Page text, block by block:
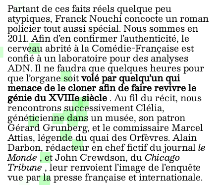
Partant de ces faits réels quelque peu
atypiques, Franck Nouchi concocte un roman
policier tout aussi spécial. Nous sommes en
2011. Afin d’en confirmer l’authenticité, le
cerveau abrité à la Comédie-Française est
confié à un laboratoire pour des analyses
ADN. Il ne faudra que quelques heures pour
que l’organe soitvolé par quelqu’un qui
menace de le cloner afin de faire revivre le
génie du XVIIIe siècle. Au fil du récit, nous
rencontrons successivement Clélia,
généticienne dans un musée, son patron
Gérard Grunberg, et le commissaire Marcel
Attias, légende du quai des Orfèvres. Alain
Darbon, rédacteur en chef fictif du journalle
Monde , et John Crewdson, duChicago
Tribune, leur renvoient l’image de l’enquête
vue par la presse française et internationale.